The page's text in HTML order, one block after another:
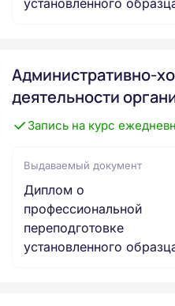
Административно-
деятельности
Запись на курс
Выдаваемый документ
Диплом о
профессиональной
переподготовке
установленного